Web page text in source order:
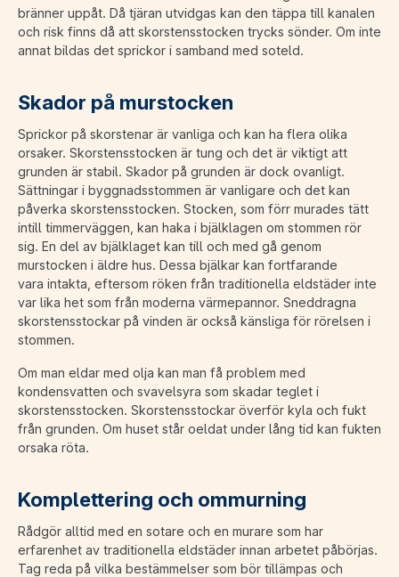
bränner uppåt. Då tjäran utvidgas kan den täppa till kanalen
och risk finns då att skorstensstocken trycks sönder. Om inte
annat bildas det sprickor i samband med soteld.
Skador på murstocken
Sprickor på skorstenar är vanliga och kan ha flera olika
orsaker. Skorstensstocken är tung och det är viktigt att
grunden är stabil. Skador på grunden är dock ovanligt.
Sättningar i byggnadsstommen är vanligare och det kan
påverka skorstensstocken. Stocken, som förr murades tätt
intill timmerväggen, kan haka i bjälklagen om stommen rör
sig. En del av bjälklaget kan till och med gå genom
murstocken i äldre hus. Dessa bjälkar kan fortfarande
vara intakta, eftersom röken från traditionella eldstäder inte
var lika het som från moderna värmepannor. Sneddragna
skorstensstockar på vinden är också känsliga för rörelsen i
stommen.
Om man eldar med olja kan man få problem med
kondensvatten och svavelsyra som skadar teglet i
skorstensstocken. Skorstensstockar överför kyla och fukt
från grunden. Om huset står oeldat under lång tid kan fukten
orsaka röta.
Komplettering och ommurning
Rådgör alltid med en sotare och en murare som har
erfarenhet av traditionella eldstäder innan arbetet påbörjas.
Tag reda på vilka bestämmelser som bör tillämpas och